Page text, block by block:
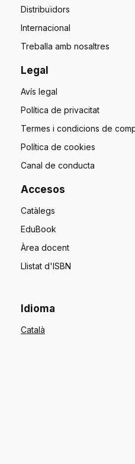
Distribuïdors
Internacional
Treballa amb nosaltres
Legal
Avís legal
Política de privacitat
Termes i condicions de
Política de cookies
Canal de conducta
Accesos
Catàlegs
EduBook
Àrea docent
Llistat d'ISBN
Idioma